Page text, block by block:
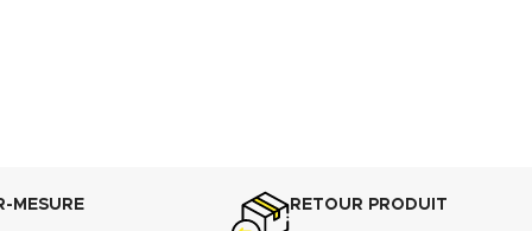
MESURE RETOUR PRODUIT